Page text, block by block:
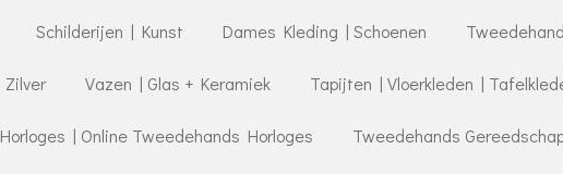
Schilderijen | Kunst Dames Kleding | Schoenen
Zilver Vazen | Glas + Keramiek Tapijten | Vloerkleden |
Horloges | Online Tweedehands Horloges Tweedehands